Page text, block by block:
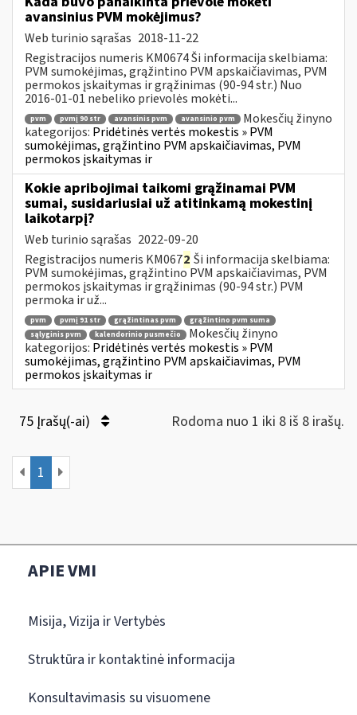
avansinius PVM mokėjimus?
Web turinio sąrašas 2018-11-22
Registracijos numeris KM0674 Ši informacija skelbiama:
PVM sumokėjimas, grąžintino PVM apskaičiavimas, PVM
permokos įskaitymas ir grąžinimas (90-94 str.) Nuo
2016-01-01 nebeliko prievolės mokėti...
pvm pvmį 90 str avansinis pvm avansinio pvm
Mokesčių žinyno
kategorijos: Pridėtinės vertės mokestis » PVM
sumokėjimas, grąžintino PVM apskaičiavimas, PVM
permokos įskaitymas ir
Kokie apribojimai taikomi grąžinamai PVM
sumai, susidariusiai už atitinkamą mokestinį
laikotarpį?
Web turinio sąrašas 2022-09-20
Registracijos numeris KM0672 Ši informacija skelbiama:
PVM sumokėjimas, grąžintino PVM apskaičiavimas, PVM
permokos įskaitymas ir grąžinimas (90-94 str.) PVM
permoka ir už...
pvm pvmį 91 str grąžintinas pvm
grąžintino pvm suma
sąlyginis pvm
kalendorinio pusmečio
Mokesčių žinyno
kategorijos: Pridėtinės vertės mokestis » PVM
sumokėjimas, grąžintino PVM apskaičiavimas, PVM
permokos įskaitymas ir
75 Įrašų(-ai) Rodoma nuo 1 iki 8 iš 8 irašų.
1
APIE VMI
Misija, Vizija ir Vertybės
Struktūra ir kontaktinė informacija
Konsultavimasis su visuomene